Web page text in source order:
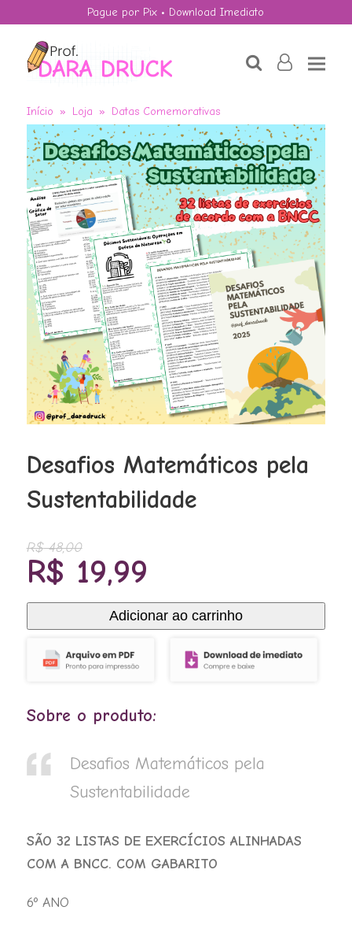
Pague por Pix • Download Imediato
searchuser-
Início » Loja » Datas Comemorativas
Desafios Matemáticos pela
Sustentabilidade
R$48,00
O
preço
original
era:
R$ 48,00.
R$ 19,99
preço
atual
R$ 19,99.
Desafios
Matemáticos
pela
quantidade
Adicionar ao carrinho
Sobre o produto:
Desafios Matemáticos pela
Sustentabilidade
SÃO 32 LISTAS DE EXERCÍCIOS ALINHADAS
COM A BNCC. COM GABARITO
6º ANO